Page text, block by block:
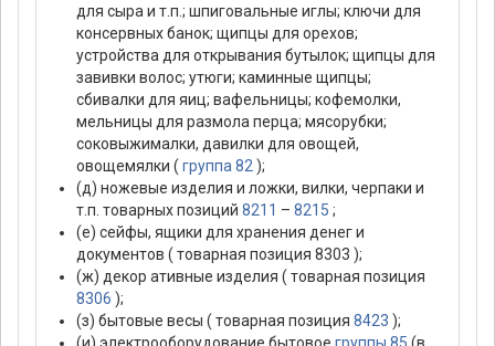
для сыра и т.п.; шпиговальные иглы; ключи для
консервных банок; щипцы для орехов;
устройства для открывания бутылок; щипцы для
завивки волос; утюги; каминные щипцы;
сбивалки для яиц; вафельницы; кофемолки,
мельницы для размола перца; мясорубки;
соковыжималки, давилки для овощей,
овощемялки ( группа 82 );
(д) ножевые изделия и ложки, вилки, черпаки и
т.п. товарных позиций 8211 – 8215 ;
(е) сейфы, ящики для хранения денег и
документов ( товарная позиция 8303 );
(ж) декор ативные изделия ( товарная позиция
8306 );
(з) бытовые весы ( товарная позиция 8423 );